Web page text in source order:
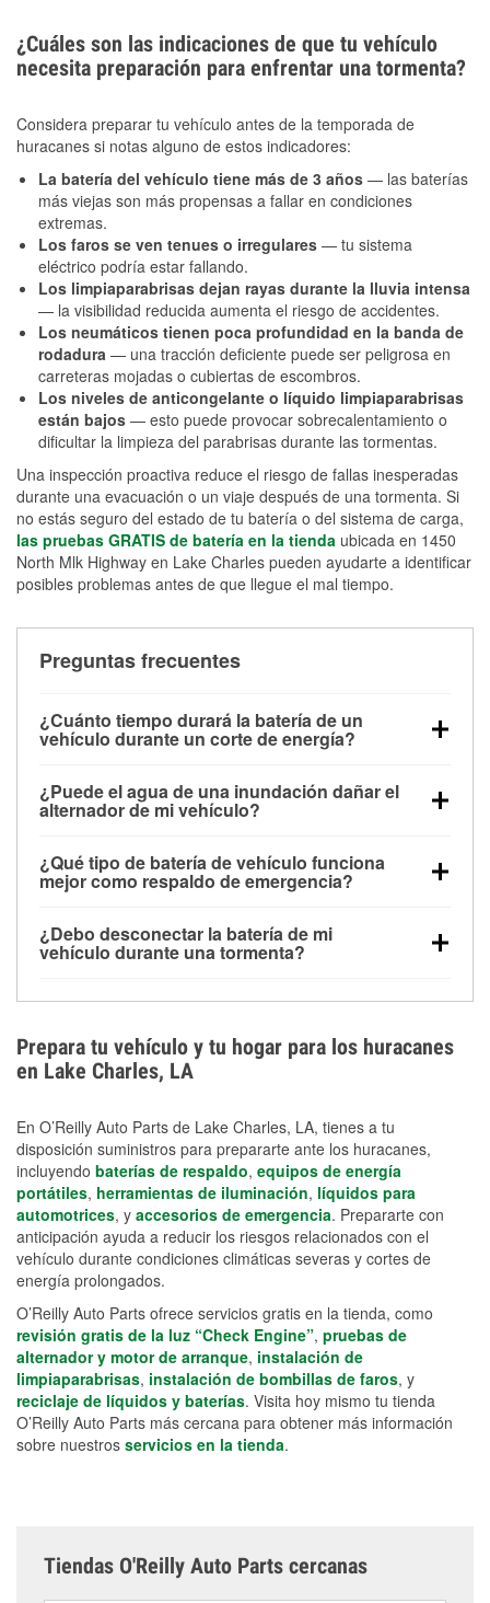
¿Cuáles son las indicaciones de que tu vehículo
necesita preparación para enfrentar una tormenta?
Considera preparar tu vehículo antes de la temporada de
huracanes si notas alguno de estos indicadores:
La batería del vehículo tiene más de 3 años — las baterías
más viejas son más propensas a fallar en condiciones
extremas.
Los faros se ven tenues o irregulares — tu sistema
eléctrico podría estar fallando.
Los limpiaparabrisas dejan rayas durante la lluvia intensa
— la visibilidad reducida aumenta el riesgo de accidentes.
Los neumáticos tienen poca profundidad en la banda de
rodadura — una tracción deficiente puede ser peligrosa en
carreteras mojadas o cubiertas de escombros.
Los niveles de anticongelante o líquido limpiaparabrisas
están bajos — esto puede provocar sobrecalentamiento o
dificultar la limpieza del parabrisas durante las tormentas.
Una inspección proactiva reduce el riesgo de fallas inesperadas
durante una evacuación o un viaje después de una tormenta. Si
no estás seguro del estado de tu batería o del sistema de carga,
las pruebas GRATIS de batería en la tienda ubicada en 1450
North Mlk Highway en Lake Charles pueden ayudarte a identificar
posibles problemas antes de que llegue el mal tiempo.
Preguntas frecuentes
¿Cuánto tiempo durará la batería de un
vehículo durante un corte de energía?
alimentar pequeños accesorios durante un tiempo
limitado, pero el uso repetido sin conducir el vehículo
contar con un equipo de carga de respaldo para
cortes prolongados.
¿Puede el agua de una inundación dañar el
alternador de mi vehículo?
parte baja del compartimento del motor y pueden
dañarse si se sumergen, lo que puede provocar una
días después de la exposición.
¿Qué tipo de batería de vehículo funciona
mejor como respaldo de emergencia?
para aplicaciones de ciclo profundo porque son
selladas, resistentes a las vibraciones y más
¿Debo desconectar la batería de mi
vehículo durante una tormenta?
los daños por inundación. Evitar el agua estancada y
preparar opciones de carga de respaldo son
medidas de protección más efectivas.
Prepara tu vehículo y tu hogar para los huracanes
en Lake Charles, LA
En O’Reilly Auto Parts de Lake Charles, LA, tienes a tu
disposición suministros para prepararte ante los huracanes,
incluyendo baterías de respaldo, equipos de energía
portátiles, herramientas de iluminación, líquidos para
automotrices, y accesorios de emergencia. Prepararte con
anticipación ayuda a reducir los riesgos relacionados con el
vehículo durante condiciones climáticas severas y cortes de
energía prolongados.
O’Reilly Auto Parts ofrece servicios gratis en la tienda, como
revisión gratis de la luz “Check Engine”, pruebas de
alternador y motor de arranque, instalación de
limpiaparabrisas, instalación de bombillas de faros, y
reciclaje de líquidos y baterías. Visita hoy mismo tu tienda
O’Reilly Auto Parts más cercana para obtener más información
sobre nuestros servicios en la tienda.
Tiendas O'Reilly Auto Parts cercanas